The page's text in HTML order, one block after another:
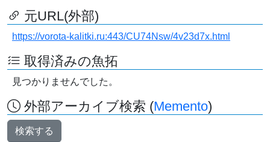
元URL(外部)
https://vorota-kalitki.ru:443/CU74Nsw/4v23d7x.html
取得済みの魚拓
見つかりませんでした。
外部アーカイブ検索 (Memento)
検索する